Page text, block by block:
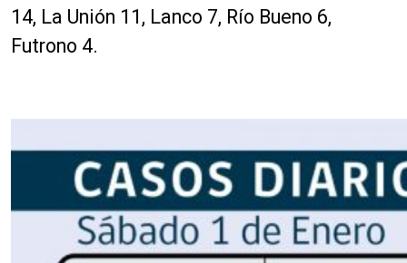
14, La Unión 11, Lanco 7, Río Bueno 6,
Futrono 4.